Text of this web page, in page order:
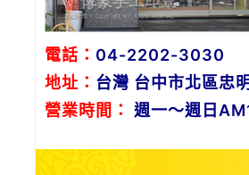
電話： 04-2202-3030
地址： 台灣 台中市北區忠
營業時間：
週一～週日